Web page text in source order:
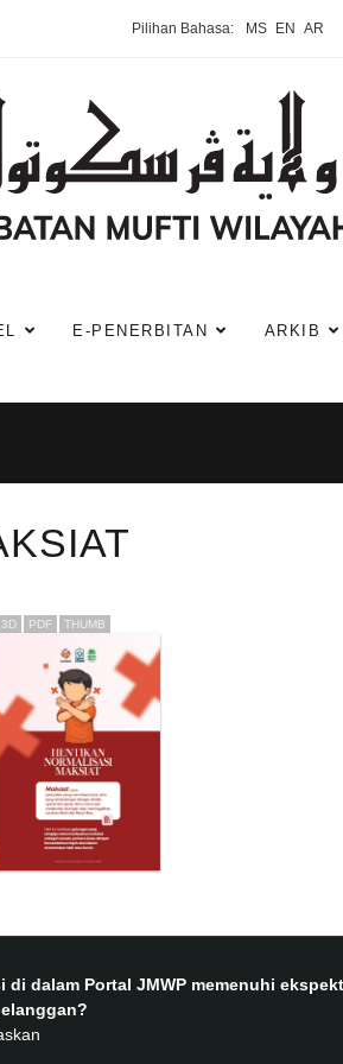
Pilihan Bahasa: MS EN AR
E-PENERBITAN ARKIB
3D PDF THUMB
di dalam Portal JMWP memenuhi